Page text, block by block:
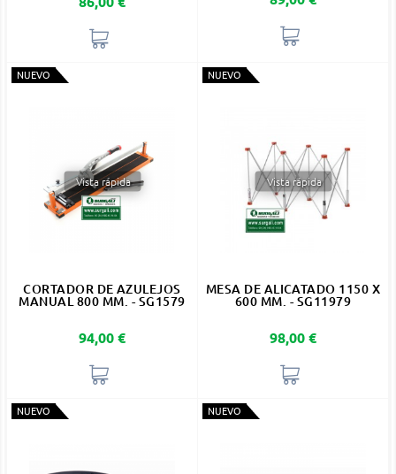
NUEVO
Vista rápida
CORTADOR DE AZULEJOS
MANUAL 800 MM. - SG1579
Precio
94,00 €
NUEVO
Vista rápida
MESA DE ALICATADO 1150 X
600 MM. - SG11979
Precio
98,00 €
NUEVO NUEVO